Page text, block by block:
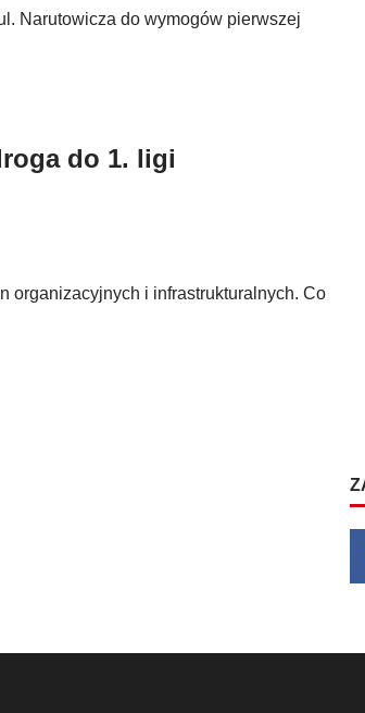
Narutowicza do wymogów pierwszej
do 1. ligi
organizacyjnych i infrastrukturalnych. Co